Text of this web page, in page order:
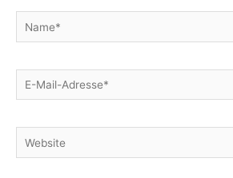
Name*
E-
Mail-
Website